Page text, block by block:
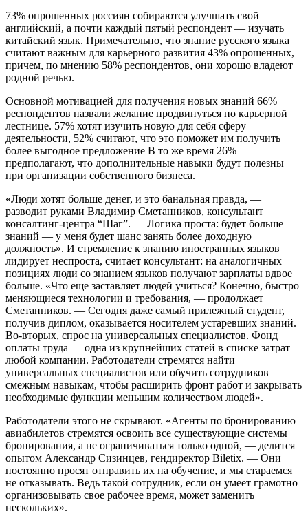
73% опрошенных россиян собираются улучшать свой
английский, а почти каждый пятый респондент — изучать
китайский язык. Примечательно, что знание русского языка
считают важным для карьерного развития 43% опрошенных,
причем, по мнению 58% респондентов, они хорошо владеют
родной речью.
Основной мотивацией для получения новых знаний 66%
респондентов назвали желание продвинуться по карьерной
лестнице. 57% хотят изучить новую для себя сферу
деятельности, 52% считают, что это поможет им получить
более выгодное предложение В то же время 26%
предполагают, что дополнительные навыки будут полезны
при организации собственного бизнеса.
«Люди хотят больше денег, и это банальная правда, —
разводит руками Владимир Сметанников, консультант
консалтинг-центра “Шаг”. — Логика проста: будет больше
знаний — у меня будет шанс занять более доходную
должность». И стремление к знанию иностранных языков
лидирует неспроста, считает консультант: на аналогичных
позициях люди со знанием языков получают зарплаты вдвое
больше. «Что еще заставляет людей учиться? Конечно, быстро
меняющиеся технологии и требования, — продолжает
Сметанников. — Сегодня даже самый прилежный студент,
получив диплом, оказывается носителем устаревших знаний.
Во-вторых, спрос на универсальных специалистов. Фонд
оплаты труда — одна из крупнейших статей в списке затрат
любой компании. Работодатели стремятся найти
универсальных специалистов или обучить сотрудников
смежным навыкам, чтобы расширить фронт работ и закрывать
необходимые функции меньшим количеством людей».
Работодатели этого не скрывают. «Агенты по бронированию
авиабилетов стремятся освоить все существующие системы
бронирования, а не ограничиваться только одной, — делится
опытом Александр Сизинцев, гендиректор Biletix. — Они
постоянно просят отправить их на обучение, и мы стараемся
не отказывать. Ведь такой сотрудник, если он умеет грамотно
организовывать свое рабочее время, может заменить
нескольких».